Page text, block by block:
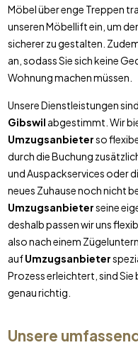
Möbel über enge Treppen
unseren Möbellift ein, um
sicherer zu gestalten.
an, sodass Sie sich keine
Wohnung machen müssen.
Unsere Dienstleistungen
Gibswil abgestimmt. Wir
Umzugsanbieterso
durch die Buchung
und Auspackservices oder
neues Zuhause noch nicht
Umzugsanbieterseine
deshalb passen wir uns
also nach einem
aufUmzugsanbieter
Prozess erleichtert, sind Sie
genau richtig.
Unsere